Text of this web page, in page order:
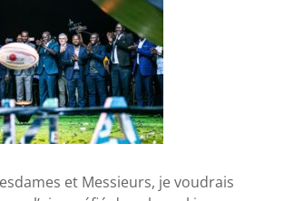
et Messieurs, je voudrais